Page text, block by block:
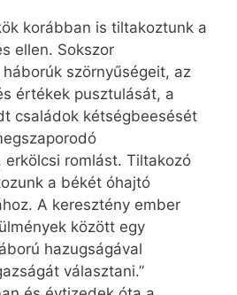
korábban is tiltakoztunk a
ellen. Sokszor
szörnyűségeit, az
értékek pusztulását, a
családok kétségbeesését
erkölcsi romlást. Tiltakozó
a békét óhajtó
A keresztény ember
között egy
hazugságával
választani.”